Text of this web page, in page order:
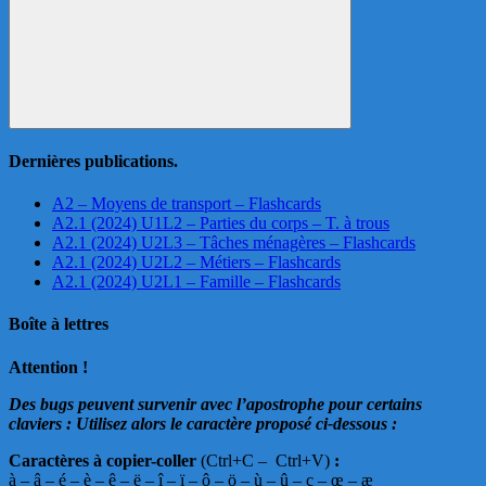
Rechercher
Dernières publications.
A2 – Moyens de transport – Flashcards
A2.1 (2024) U1L2 – Parties du corps – T. à trous
A2.1 (2024) U2L3 – Tâches ménagères – Flashcards
A2.1 (2024) U2L2 – Métiers – Flashcards
A2.1 (2024) U2L1 – Famille – Flashcards
Boîte à lettres
Attention !
Des bugs peuvent survenir avec l’apostrophe pour certains
claviers : Utilisez alors le caractère proposé ci-dessous :
Caractères à copier-coller (Ctrl+C – Ctrl+V) :
à – â – é – è – ê – ë – î – ï – ô – ö – ù – û – ç – œ – æ